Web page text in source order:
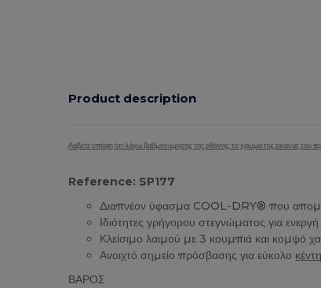
Product description
Λάβετε υπόψη ότι λόγω βαθμονόμησης της οθόνης, το χρώμα της εικόνας του
Reference: SP177
Διαπνέον ύφασμα COOL-DRY® που
Ιδιότητες γρήγορου στεγνώματος για
Κλείσιμο λαιμού με 3 κουμπιά και κομψό
Ανοιχτό σημείο πρόσβασης για εύκολο
ΒΑΡΟΣ